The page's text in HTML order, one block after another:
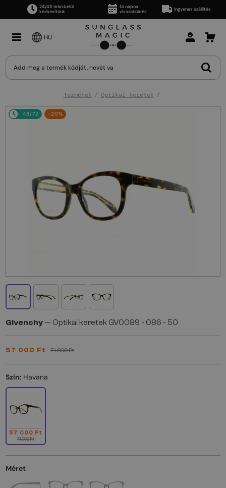
24/48 órán belül
kézbesítünk
14 napos
visszaküldés
Ingyenes szállítás
HU
Termékek Optikai keretek
48/72 -20%
Givenchy — Optikai keretek GV0089 - 086 - 50
57 000 Ft 71 000 Ft
Szín: Havana
57 000 Ft
71 000 Ft
Méret